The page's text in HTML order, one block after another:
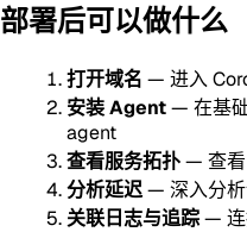
部署后可以做什么
打开域名 — 进入
安装 Agent— 在基
agent
查看服务拓扑— 查看
分析延迟— 深入分
关联日志与追踪— 连